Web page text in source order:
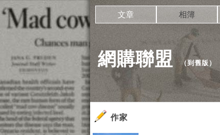
網購聯盟 （到舊版 ）
文章 相簿
作家